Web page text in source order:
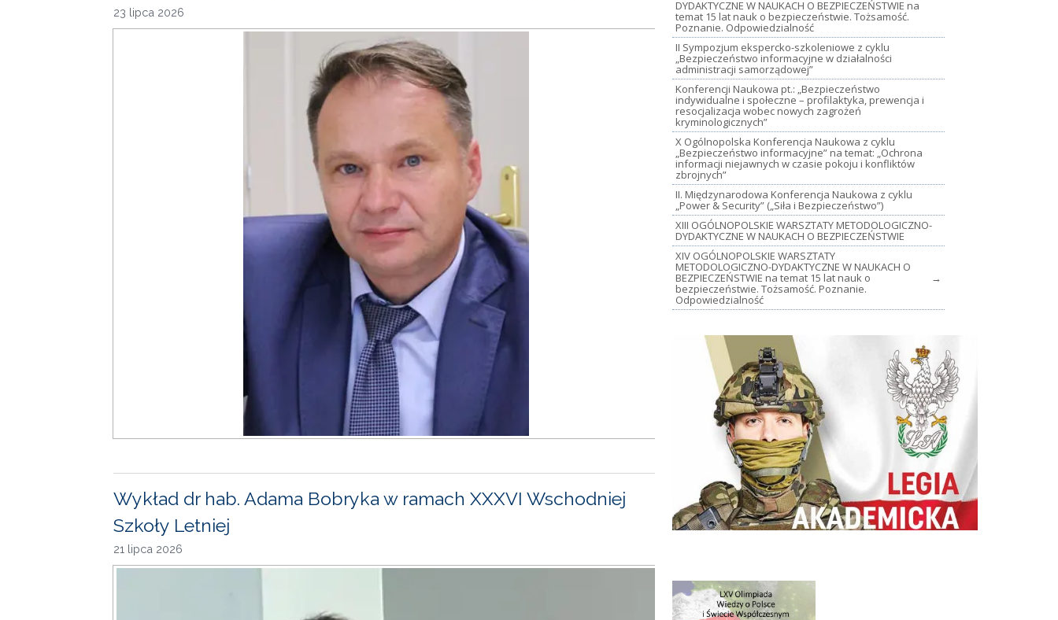
23 lipca 2026
Wykład dr hab. Adama Bobryka w ramach XXXVI Wschodniej
Szkoły Letniej
21 lipca 2026
DYDAKTYCZNE W NAUKACH O BEZPIECZEŃSTWIE na
temat 15 lat nauk o bezpieczeństwie. Tożsamość.
Poznanie. Odpowiedzialność
II Sympozjum ekspercko-szkoleniowe z cyklu
„Bezpieczeństwo informacyjne w działalności
administracji samorządowej”
Konferencji Naukowa pt.: „Bezpieczeństwo
indywidualne i społeczne – profilaktyka, prewencja i
resocjalizacja wobec nowych zagrożeń
kryminologicznych”
X Ogólnopolska Konferencja Naukowa z cyklu
„Bezpieczeństwo informacyjne” na temat: „Ochrona
informacji niejawnych w czasie pokoju i konfliktów
zbrojnych”
II. Międzynarodowa Konferencja Naukowa z cyklu
„Power & Security” („Siła i Bezpieczeństwo”)
XIII OGÓLNOPOLSKIE WARSZTATY METODOLOGICZNO-
DYDAKTYCZNE W NAUKACH O BEZPIECZEŃSTWIE
XIV OGÓLNOPOLSKIE WARSZTATY
METODOLOGICZNO-DYDAKTYCZNE W NAUKACH O
BEZPIECZEŃSTWIE na temat 15 lat nauk o
bezpieczeństwie. Tożsamość. Poznanie.
Odpowiedzialność
→